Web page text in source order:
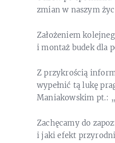
zmian w naszym
Założeniem
i montaż budek dla
Z przykrością
wypełnić tą lukę
Maniakowskim pt.:
Zachęcamy do
i jaki efekt